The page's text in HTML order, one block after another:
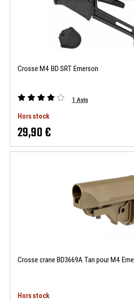
Crosse M4 BD SRT Emerson
1 Avis
Hors stock
29,90 €
Crosse crane BD3669A Tan pour M4
Hors stock